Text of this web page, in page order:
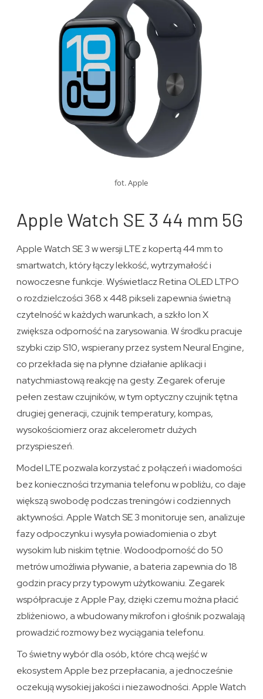
fot. Apple
Apple Watch SE 3 44 mm 5G
Apple Watch SE 3 w wersji LTE z kopertą 44 mm to
smartwatch, który łączy lekkość, wytrzymałość i
nowoczesne funkcje. Wyświetlacz Retina OLED LTPO
o rozdzielczości 368 x 448 pikseli zapewnia świetną
czytelność w każdych warunkach, a szkło Ion X
zwiększa odporność na zarysowania. W środku pracuje
szybki czip S10, wspierany przez system Neural Engine,
co przekłada się na płynne działanie aplikacji i
natychmiastową reakcję na gesty. Zegarek oferuje
pełen zestaw czujników, w tym optyczny czujnik tętna
drugiej generacji, czujnik temperatury, kompas,
wysokościomierz oraz akcelerometr dużych
przyspieszeń.
Model LTE pozwala korzystać z połączeń i wiadomości
bez konieczności trzymania telefonu w pobliżu, co daje
większą swobodę podczas treningów i codziennych
aktywności. Apple Watch SE 3 monitoruje sen, analizuje
fazy odpoczynku i wysyła powiadomienia o zbyt
wysokim lub niskim tętnie. Wodoodporność do 50
metrów umożliwia pływanie, a bateria zapewnia do 18
godzin pracy przy typowym użytkowaniu. Zegarek
współpracuje z Apple Pay, dzięki czemu można płacić
zbliżeniowo, a wbudowany mikrofon i głośnik pozwalają
prowadzić rozmowy bez wyciągania telefonu.
To świetny wybór dla osób, które chcą wejść w
ekosystem Apple bez przepłacania, a jednocześnie
oczekują wysokiej jakości i niezawodności. Apple Watch